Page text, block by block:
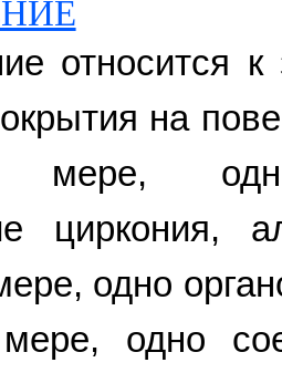
относится
на
мере, одно
циркония,
одно
одно